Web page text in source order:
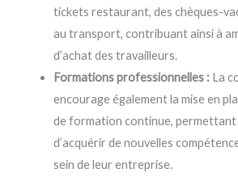
tickets restaurant, des chèques-
au transport, contribuant ainsi à
d’achat des travailleurs.
Formations professionnelles : La
encourage également la mise en
de formation continue, permettant
d’acquérir de nouvelles
sein de leur entreprise.